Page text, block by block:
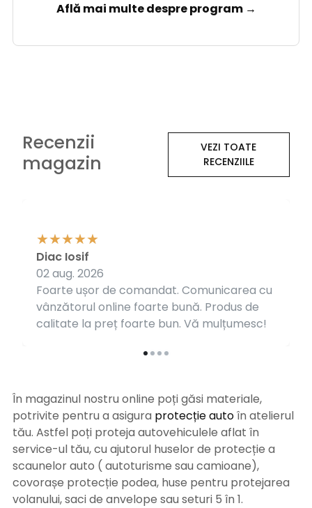
Află mai multe despre program →
Recenzii
magazin
VEZI TOATE
RECENZIILE
Foarte ușor de comandat. Comunicarea cu
vânzătorul online foarte bună. Produs de
calitate la preț foarte bun. Vă mulțumesc!
Diac Iosif
02 aug. 2026
În magazinul nostru online poți găsi materiale,
potrivite pentru a asigura protecție autoîn atelierul
tău. Astfel poți proteja autovehiculele aflat în
service-ul tău, cu ajutorul huselor de protecție a
scaunelor auto ( autoturisme sau camioane),
covorașe protecție podea, huse pentru protejarea
volanului, saci de anvelope sau seturi 5 în 1.